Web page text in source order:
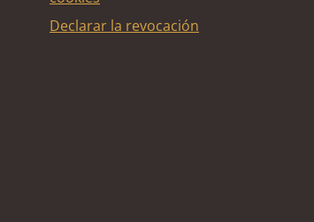
Declarar la revocación